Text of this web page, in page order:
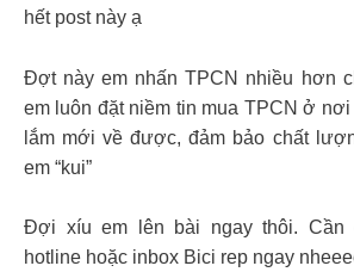
hết post này ạ
Đợt này em nhấn TPCN nhiều hơn
em luôn đặt niềm tin mua TPCN ở
lắm mới về được, đảm bảo chất
em “kui”
Đợi xíu em lên bài ngay thôi. Cần
hotline hoặc inbox Bici rep ngay